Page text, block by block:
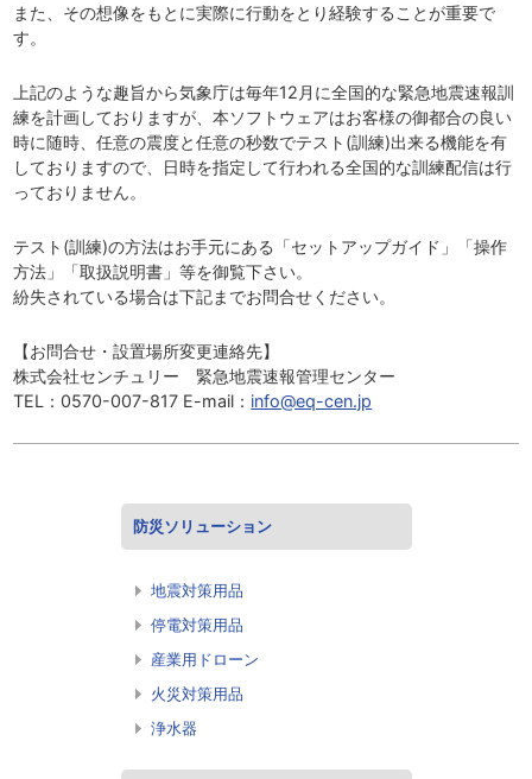
また、その想像をもとに実際に行動をとり経験することが重要で
す。
上記のような趣旨から気象庁は毎年12月に全国的な緊急地震速報訓
練を計画しておりますが、本ソフトウェアはお客様の御都合の良い
時に随時、任意の震度と任意の秒数でテスト(訓練)出来る機能を有
しておりますので、日時を指定して行われる全国的な訓練配信は行
っておりません。
テスト(訓練)の方法はお手元にある「セットアップガイド」「操作
方法」「取扱説明書」等を御覧下さい。
紛失されている場合は下記までお問合せください。
【お問合せ・設置場所変更連絡先】
株式会社センチュリー 緊急地震速報管理センター
TEL：0570-007-817 E-mail： info@eq-cen.jp
防災ソリューション
地震対策用品
停電対策用品
産業用ドローン
火災対策用品
浄水器